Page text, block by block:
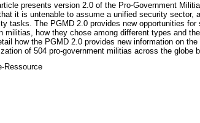
presents version 2.0 of the Pro-Government
it is untenable to assume a unified security sector,
tasks. The PGMD 2.0 provides new opportunities
militias, how they chose among different types and
how the PGMD 2.0 provides new information on
of 504 pro-government militias across the globe
Ressource